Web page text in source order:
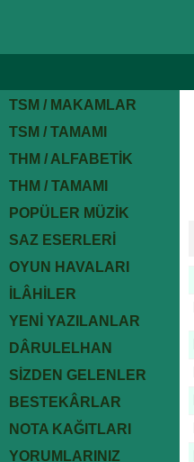
TSM / MAKAMLAR
TSM / TAMAMI
THM / ALFABETİK
THM / TAMAMI
POPÜLER MÜZİK
SAZ ESERLERİ
OYUN HAVALARI
İLÂHİLER
YENİ YAZILANLAR
DÂRULELHAN
SİZDEN GELENLER
BESTEKÂRLAR
NOTA KAĞITLARI
YORUMLARINIZ